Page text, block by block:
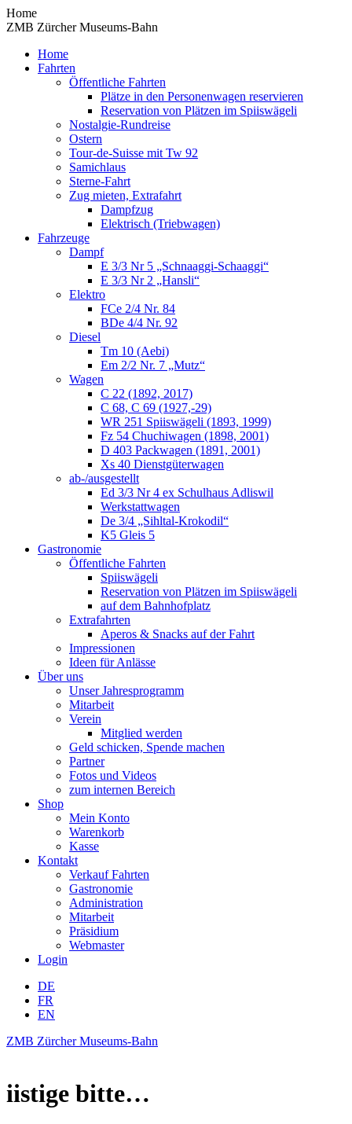
Home
ZMB Zürcher Museums-Bahn
Home
Fahrten
Öffentliche Fahrten
Plätze in den Personenwagen reservieren
Reservation von Plätzen im Spiiswägeli
Nostalgie-Rundreise
Ostern
Tour-de-Suisse mit Tw 92
Samichlaus
Sterne-Fahrt
Zug mieten, Extrafahrt
Dampfzug
Elektrisch (Triebwagen)
Fahrzeuge
Dampf
E 3/3 Nr 5 „Schnaaggi-Schaaggi“
E 3/3 Nr 2 „Hansli“
Elektro
FCe 2/4 Nr. 84
BDe 4/4 Nr. 92
Diesel
Tm 10 (Aebi)
Em 2/2 Nr. 7 „Mutz“
Wagen
C 22 (1892, 2017)
C 68, C 69 (1927,-29)
WR 251 Spiiswägeli (1893, 1999)
Fz 54 Chuchiwagen (1898, 2001)
D 403 Packwagen (1891, 2001)
Xs 40 Dienstgüterwagen
ab-/ausgestellt
Ed 3/3 Nr 4 ex Schulhaus Adliswil
Werkstattwagen
De 3/4 „Sihltal-Krokodil“
K5 Gleis 5
Gastronomie
Öffentliche Fahrten
Spiiswägeli
Reservation von Plätzen im Spiiswägeli
auf dem Bahnhofplatz
Extrafahrten
Aperos & Snacks auf der Fahrt
Impressionen
Ideen für Anlässe
Über uns
Unser Jahresprogramm
Mitarbeit
Verein
Mitglied werden
Geld schicken, Spende machen
Partner
Fotos und Videos
zum internen Bereich
Shop
Mein Konto
Warenkorb
Kasse
Kontakt
Verkauf Fahrten
Gastronomie
Administration
Mitarbeit
Präsidium
Webmaster
Login
DE
FR
EN
ZMB Zürcher Museums-Bahn
iistige bitte…